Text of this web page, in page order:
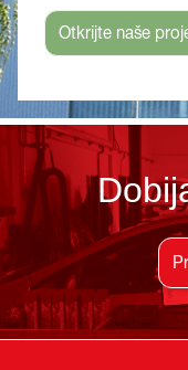
Otkrijte naše